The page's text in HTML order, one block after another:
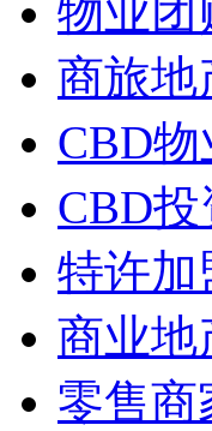
物业团
商旅地
CBD物
CBD
特许加
商业地
零售商